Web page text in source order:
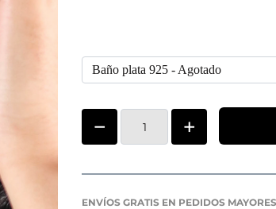
ENVÍOS GRATIS EN PEDIDOS